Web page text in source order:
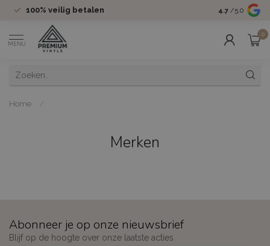
100% veilig betalen Groot
4.7 /5.0
MENU
0
Home /
Merken
Abonneer je op onze nieuwsbrief
Blijf op de hoogte over onze laatste acties